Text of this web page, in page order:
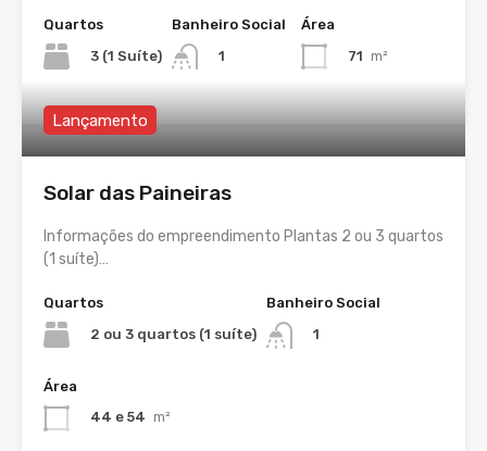
Quartos
3 (1 Suíte)
Banheiro Social
1
Área
71 m²
Lançamento
Solar das Paineiras
Informações do empreendimento Plantas 2 ou 3 quartos
(1 suíte)…
Quartos
2 ou 3 quartos (1 suíte)
Banheiro Social
1
Área
44 e 54 m²